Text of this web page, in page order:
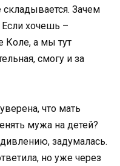
Зачем
хочешь –
Коле, а мы тут
смогу и за
что мать
мужа на детей?
задумалась.
но уже через